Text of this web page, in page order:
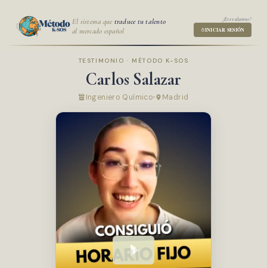
El sistema que traduce tu talento
al mercado español
¿Eres alumno?
INICIAR SESIÓN
TESTIMONIO · MÉTODO K-SOS
Carlos Salazar
Ingeniero Químico Madrid